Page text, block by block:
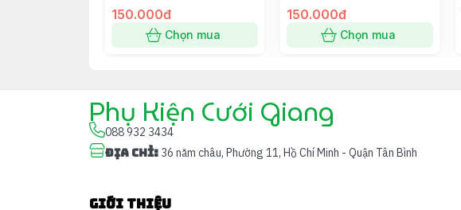
150.000đ
Chọn mua
150.000đ
Chọn mua
Phụ Kiện Cưới Giang
088 932 3434
Địa chỉ: 36 năm châu, Phường 11, Hồ Chí Minh - Quận Tân Bình
Giới thiệu